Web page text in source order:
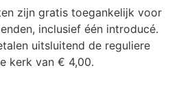
zijn gratis toegankelijk voor
inclusief één introducé.
uitsluitend de reguliere
kerk van € 4,00.